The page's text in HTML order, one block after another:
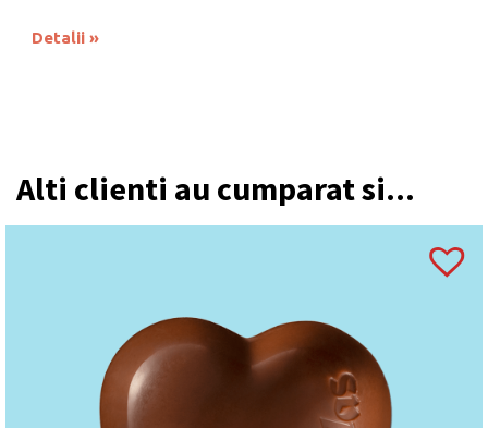
Detalii
Alti clienti au cumparat si...